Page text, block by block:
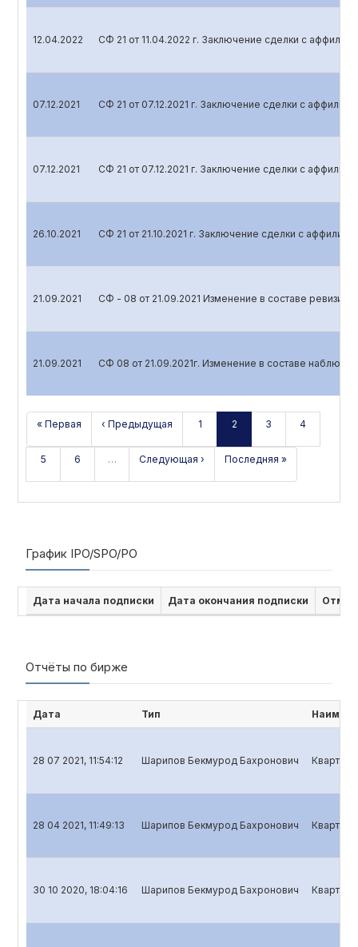
12.04.2022 СФ 21 от 11.04.2022 г. Заключение сделки с
07.12.2021 СФ 21 от 07.12.2021 г. Заключение сделки с
07.12.2021 СФ 21 от 07.12.2021 г. Заключение сделки с
26.10.2021 СФ 21 от 21.10.2021 г. Заключение сделки с
21.09.2021 СФ - 08 от 21.09.2021 Изменение в составе
21.09.2021 СФ 08 от 21.09.2021г. Изменение в составе
« Первая ‹ Предыдущая 1 2 3 4
5 6 … Следующая › Последняя »
График IPO/SPO/PO
Дата начала подписки Дата окончания подписки
Отчёты по бирже
Дата Тип
28 07 2021, 11:54:12 Шарипов Бекмурод Бахронович
28 04 2021, 11:49:13 Шарипов Бекмурод Бахронович
30 10 2020, 18:04:16 Шарипов Бекмурод Бахронович